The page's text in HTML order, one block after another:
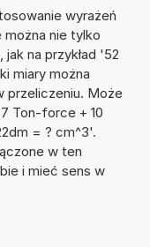
wyrażeń
nie tylko
na przykład '52
miary można
przeliczeniu. Może
Ton-force + 10
= ? cm^3'.
w ten
i mieć sens w